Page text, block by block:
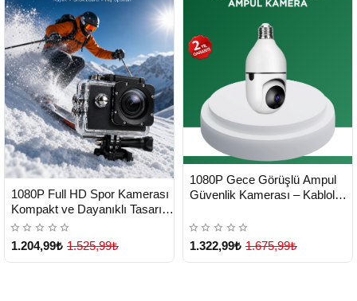
TESLİMAT
1080P Full HD Spor Kamerası
Kompakt ve Dayanıklı Tasarım
- Lisinya
1.204,99₺ 1.525,99₺
TESLİMAT
1080P Gece Görüşlü Ampul
Güvenlik Kamerası – Kablolu
Lisinya
1.322,99₺ 1.675,99₺